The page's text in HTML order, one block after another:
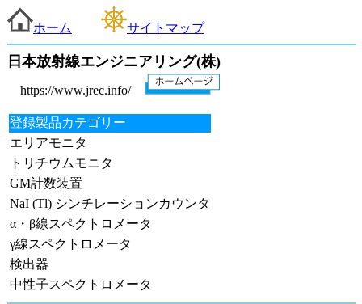
ホーム サイトマップ
日本放射線エンジニアリング(株)
https://www.jrec.info/
登録製品カテゴリー
エリアモニタ
トリチウムモニタ
GM計数装置
NaI (Tl) シンチレーションカウンタ
α・β線スペクトロメータ
γ線スペクトロメータ
検出器
中性子スペクトロメータ